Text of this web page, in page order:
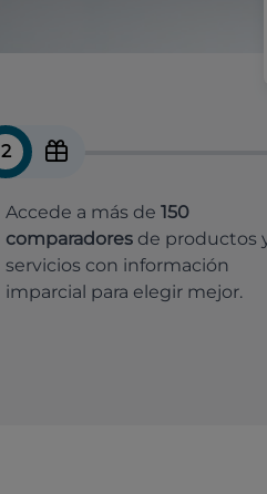
2
Accede a más de 150
comparadoresde productos
servicios con información
imparcial para elegir mejor.